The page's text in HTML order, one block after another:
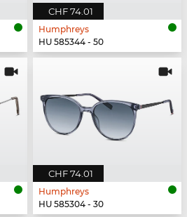
CHF 74.01
Humphreys
HU 585344 - 50
CHF 74.01
Humphreys
HU 585304 - 30